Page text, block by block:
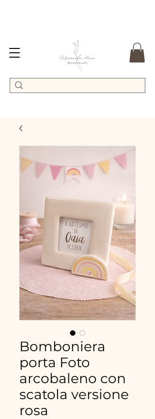
Bomboniera
porta Foto
arcobaleno con
scatola versione
rosa